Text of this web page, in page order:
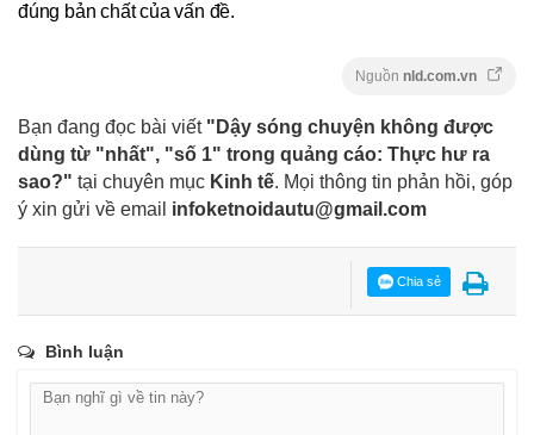
đúng bản chất của vấn đề.
Nguồn nld.com.vn
Bạn đang đọc bài viết "Dậy sóng chuyện không được
dùng từ "nhất", "số 1" trong quảng cáo: Thực hư ra
sao?" tại chuyên mục Kinh tế. Mọi thông tin phản hồi, góp
ý xin gửi về email infoketnoidautu@gmail.com
Chia sẻ
Bình luận